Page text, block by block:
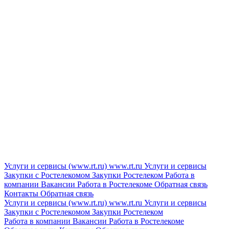
Услуги и сервисы (www.rt.ru) www.rt.ru Услуги и сервисы
Закупки с Ростелекомом Закупки Ростелеком Работа в
компании Вакансии Работа в Ростелекоме Обратная связь
Контакты Обратная связь
Услуги и сервисы (www.rt.ru) www.rt.ru Услуги и сервисы
Закупки с Ростелекомом Закупки Ростелеком
Работа в компании Вакансии Работа в Ростелекоме